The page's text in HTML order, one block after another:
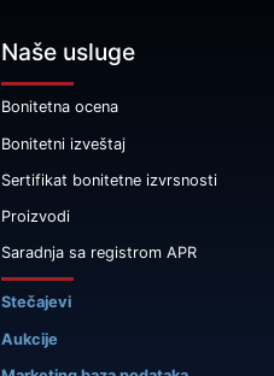
Naše usluge
Bonitetna ocena
Bonitetni izveštaj
Sertifikat bonitetne izvrsnosti
Proizvodi
Saradnja sa registrom APR
Stečajevi
Aukcije